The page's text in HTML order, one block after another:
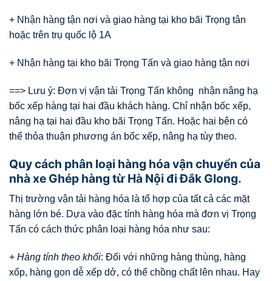
+ Nhận hàng tận nơi và giao hàng tại kho bãi Trọng tân
hoặc trên trụ quốc lộ 1A
+ Nhận hàng tại kho bãi Trọng Tấn và giao hàng tận nơi
==> Lưu ý: Đơn vị vận tải Trọng Tấn không nhận nâng hạ
bốc xếp hàng tại hai đầu khách hàng. Chỉ nhận bốc xếp,
nâng hạ tại hai đầu kho bãi Trọng Tấn. Hoặc hai bên có
thể thỏa thuận phương án bốc xếp, nâng hạ tùy theo.
Quy cách phân loại hàng hóa vận chuyển của
nhà xe Ghép hàng từ Hà Nội đi Đắk Glong.
Thị trường vận tải hàng hóa là tổ hợp của tất cả các mặt
hàng lớn bé. Dựa vào đặc tính hàng hóa mà đơn vị Trọng
Tấn có cách thức phân loại hàng hóa như sau:
+ Hàng tính theo khối: Đối với những hàng thùng, hàng
xốp, hàng gọn dễ xếp dở, có thể chồng chất lên nhau. Hay